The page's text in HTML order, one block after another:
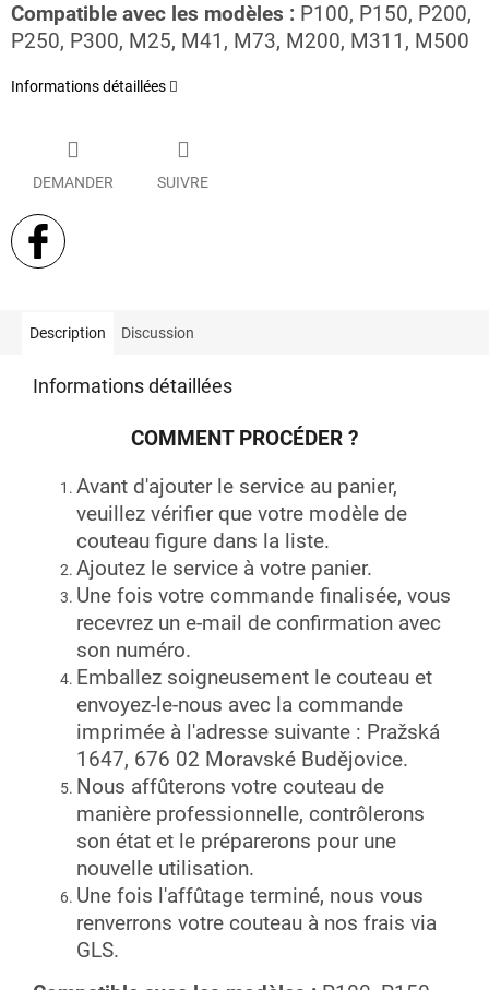
Compatible avec les modèles : P100, P150, P200,
P250, P300, M25, M41, M73, M200, M311, M500
Informations détaillées
DEMANDER SUIVRE
Description Discussion
Informations détaillées
COMMENT PROCÉDER ?
Avant d'ajouter le service au panier,
veuillez vérifier que votre modèle de
couteau figure dans la liste.
Ajoutez le service à votre panier.
Une fois votre commande finalisée, vous
recevrez un e-mail de confirmation avec
son numéro.
Emballez soigneusement le couteau et
envoyez-le-nous avec la commande
imprimée à l'adresse suivante : Pražská
1647, 676 02 Moravské Budějovice.
Nous affûterons votre couteau de
manière professionnelle, contrôlerons
son état et le préparerons pour une
nouvelle utilisation.
Une fois l'affûtage terminé, nous vous
renverrons votre couteau à nos frais via
GLS.